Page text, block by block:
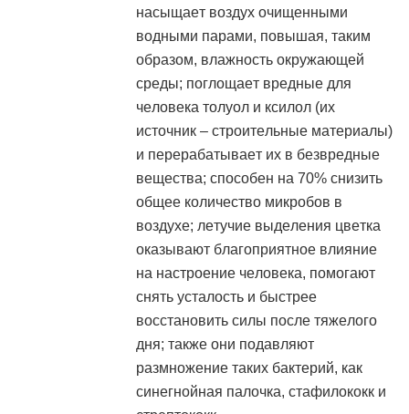
насыщает воздух очищенными
водными парами, повышая, таким
образом, влажность окружающей
среды; поглощает вредные для
человека толуол и ксилол (их
источник – строительные материалы)
и перерабатывает их в безвредные
вещества; способен на 70% снизить
общее количество микробов в
воздухе; летучие выделения цветка
оказывают благоприятное влияние
на настроение человека, помогают
снять усталость и быстрее
восстановить силы после тяжелого
дня; также они подавляют
размножение таких бактерий, как
синегнойная палочка, стафилококк и